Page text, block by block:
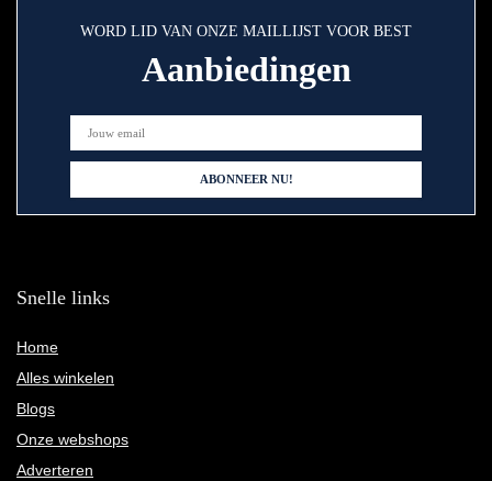
WORD LID VAN ONZE MAILLIJST VOOR BEST
Aanbiedingen
Snelle links
Home
Alles winkelen
Blogs
Onze webshops
Adverteren